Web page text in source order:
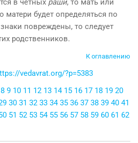
в чётных раши, то мать или
матери будет определяться по
повреждены, то следует
родственников.
К оглавлению
vedavrat.org/?p=5383
8 9 10 11 12 13 14 15 16 17 18 19 20
30 31 32 33 34 35 36 37 38 39 40 41
51 52 53 54 55 56 57 58 59 60 61 62